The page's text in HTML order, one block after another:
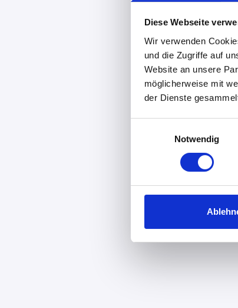
Diese Webseite
Wir verwenden
und die Zugriffe auf
Website an unsere
möglicherweise mit
der Dienste
Notwendig